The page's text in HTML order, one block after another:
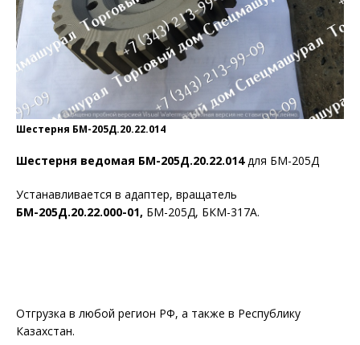
Шестерня БМ-205Д.20.22.014
Шестерня ведомая БМ-205Д.20.22.014для БМ-205Д
Устанавливается в адаптер, вращатель
БМ-205Д.20.22.000-01, БМ-205Д, БКМ-317А.
Отгрузка в любой регион РФ, а также в Республику
Казахстан.